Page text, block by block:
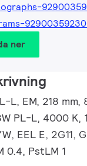
ner
L, EM, 218 mm,
PL-L, 4000 K,
EEL E, 2G11,
0.4, PstLM 1